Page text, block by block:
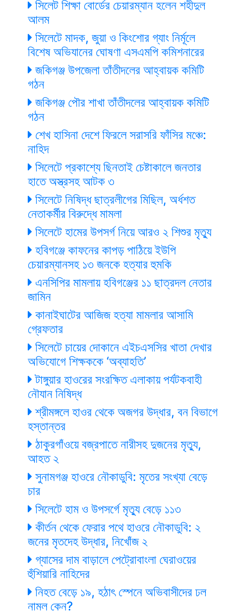
সিলেট শিক্ষা বোর্ডের চেয়ারম্যান হলেন শহীদুল
আলম
সিলেটে মাদক, জুয়া ও কিংশোর গ্যাং নির্মূলে
বিশেষ অভিযানের ঘোষণা এসএমপি কমিশনারের
জকিগঞ্জ উপজেলা তাঁতীদলের আহ্বায়ক কমিটি
গঠন
জকিগঞ্জ পৌর শাখা তাঁতীদলের আহ্বায়ক কমিটি
গঠন
শেখ হাসিনা দেশে ফিরলে সরাসরি ফাঁসির মঞ্চে:
নাহিদ
সিলেটে প্রকাশ্যে ছিনতাই চেষ্টাকালে জনতার
হাতে অস্ত্রসহ আটক ৩
সিলেটে নিষিদ্ধ ছাত্রলীগের মিছিল, অর্ধশত
নেতাকর্মীর বিরুদ্ধে মামলা
সিলেটে হামের উপসর্গ নিয়ে আরও ২ শিশুর মৃত্যু
হবিগঞ্জে কাফনের কাপড় পাঠিয়ে ইউপি
চেয়ারম্যানসহ ১৩ জনকে হত্যার হুমকি
এনসিপির মামলায় হবিগঞ্জের ১১ ছাত্রদল নেতার
জামিন
কানাইঘাটের আজিজ হত্যা মামলার আসামি
গ্রেফতার
সিলেটে চায়ের দোকানে এইচএসসির খাতা দেখার
অভিযোগে শিক্ষককে ‘অব্যাহতি’
টাঙ্গুয়ার হাওরের সংরক্ষিত এলাকায় পর্যটকবাহী
নৌযান নিষিদ্ধ
শ্রীমঙ্গলে হাওর থেকে অজগর উদ্ধার, বন বিভাগে
হস্তান্তর
ঠাকুরগাঁওয়ে বজ্রপাতে নারীসহ দুজনের মৃত্যু,
আহত ২
সুনামগঞ্জ হাওরে নৌকাডুবি: মৃতের সংখ্যা বেড়ে
চার
সিলেটে হাম ও উপসর্গে মৃত্যু বেড়ে ১১৩
কীর্তন থেকে ফেরার পথে হাওরে নৌকাডুবি: ২
জনের মৃতদেহ উদ্ধার, নিখোঁজ ২
গ্যাসের দাম বাড়ালে পেট্রোবাংলা ঘেরাওয়ের
হুঁশিয়ারি নাহিদের
নিহত বেড়ে ১৯, হঠাৎ স্পেনে অভিবাসীদের ঢল
নামল কেন?